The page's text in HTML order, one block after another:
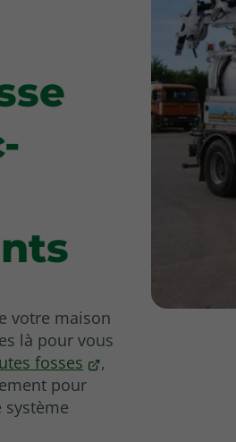
votre maison
là pour vous
fosses
,
pour